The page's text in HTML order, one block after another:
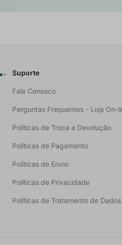
Suporte
Fale Conosco
Perguntas Frequentes - Loja On-
Políticas de Troca e Devolução
Políticas de Pagamento
Políticas de Envio
Políticas de Privacidade
Políticas de Tratamento de Dados